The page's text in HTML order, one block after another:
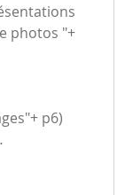
photos "+
p6)